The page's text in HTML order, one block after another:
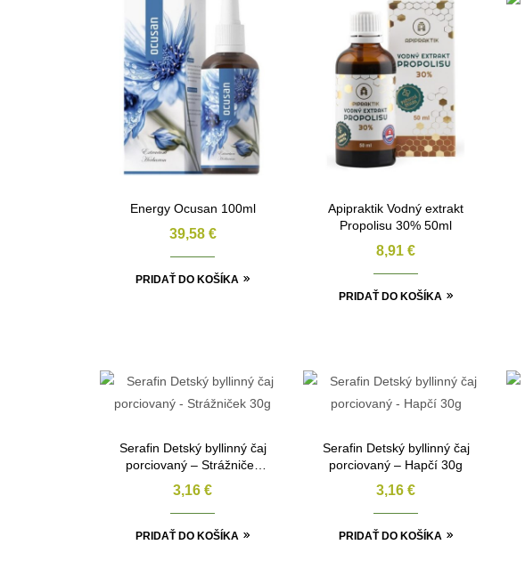
Energy Ocusan 100ml
39,58 €
PRIDAŤ DO KOŠÍKA
Apipraktik Vodný extrakt
Propolisu 30% 50ml
8,91 €
PRIDAŤ DO KOŠÍKA
Serafin Detský byllinný čaj
porciovaný – Strážniček
30g
3,16 €
PRIDAŤ DO KOŠÍKA
Serafin Detský byllinný čaj
porciovaný – Hapčí 30g
3,16 €
PRIDAŤ DO KOŠÍKA